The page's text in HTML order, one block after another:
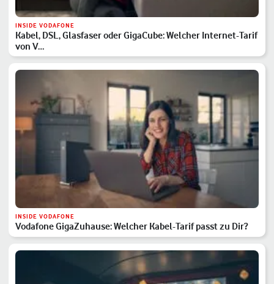
INSIDE VODAFONE
Kabel, DSL, Glasfaser oder GigaCube: Welcher Internet-Tarif
von V…
INSIDE VODAFONE
Vodafone GigaZuhause: Welcher Kabel-Tarif passt zu Dir?